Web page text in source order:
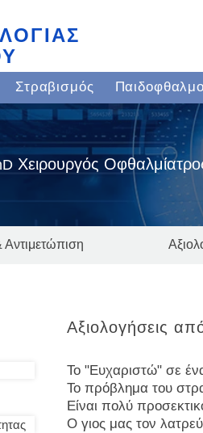
Στραβισμός
Χειρουργός
Αντιμετώπιση
Αξιολογήσεις
Το "Ευχαριστώ" σε
Το πρόβλημα του
Είναι πολύ
Ο γιος μας τον